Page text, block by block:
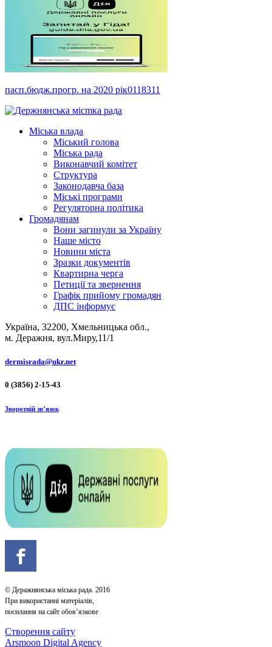
пасп.бюдж.прогр. на 2020 рік0118311
Міська влада
Міський голова
Міська рада
Виконавчий комітет
Структура
Законодавча база
Міські програми
Регуляторна політика
Громадянам
Вони загинули за Україну
Наше місто
Новини міста
Зразки документів
Квартирна черга
Петиції та звернення
Графік прийому громадян
ДПС інформує
Україна, 32200, Хмельницька обл.,
м. Деражня, вул.Миру,11/1
dermisrada@ukr.net
0 (3856) 2-15-43
Зворотній зв’язок
© Деражнянська міська рада. 2016
При використанні матеріалів,
посилання на сайт обов’язкове
Створення сайту
Arsmoon Digital Agency